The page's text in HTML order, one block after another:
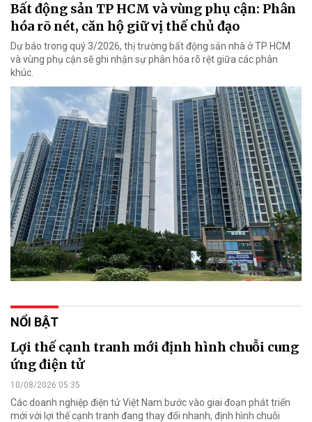
Bất động sản TP HCM và vùng phụ cận: Phân
hóa rõ nét, căn hộ giữ vị thế chủ đạo
Dự báo trong quý 3/2026, thị trường bất động sản nhà ở TP HCM
và vùng phụ cận sẽ ghi nhận sự phân hóa rõ rệt giữa các phân
khúc.
NỔI BẬT
Lợi thế cạnh tranh mới định hình chuỗi cung
ứng điện tử
10/08/2026 05:35
Các doanh nghiệp điện tử Việt Nam bước vào giai đoạn phát triển
mới với lợi thế cạnh tranh đang thay đổi nhanh, định hình chuỗi